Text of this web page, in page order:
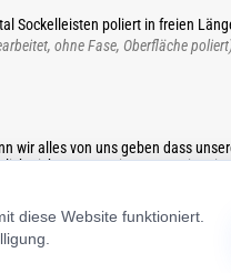
Sockelleisten poliert in freien
ohne Fase, Oberfläche
wir alles von uns geben dass
nicht erneuert ist. Wenn Sie mit
diese Website funktioniert.